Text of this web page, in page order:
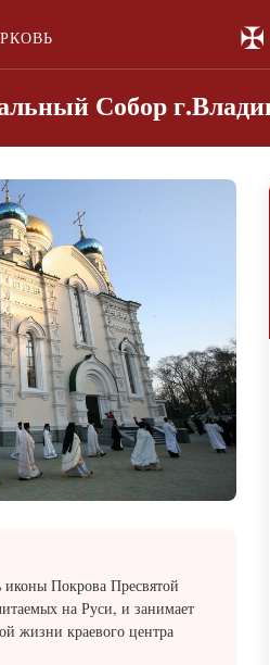
✠
Собор
иконы Покрова Пресвятой
на Руси, и занимает
жизни краевого центра